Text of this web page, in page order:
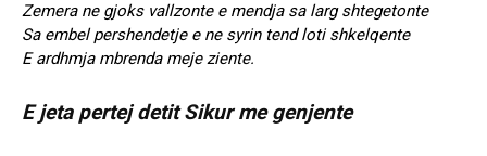
Zemera ne gjoks vallzonte e mendja sa larg shtegetonte
Sa embel pershendetje e ne syrin tend loti shkelqente
E ardhmja mbrenda meje ziente.
E jeta pertej detit Sikur me genjente